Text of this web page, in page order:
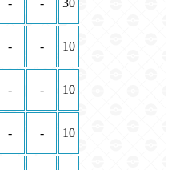
- - 30
- - 10
- - 10
- - 10